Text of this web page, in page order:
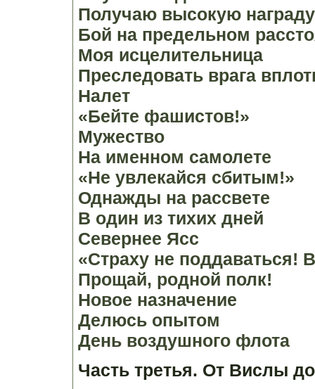
Получаю высокую награду
Бой на предельном
Моя исцелительница
Преследовать врага
Налет
«Бейте фашистов!»
Мужество
На именном самолете
«Не увлекайся сбитым!»
Однажды на рассвете
В один из тихих дней
Севернее Ясс
«Страху не поддаваться!
Прощай, родной полк!
Новое назначение
Делюсь опытом
День воздушного флота
Часть третья. От Вислы